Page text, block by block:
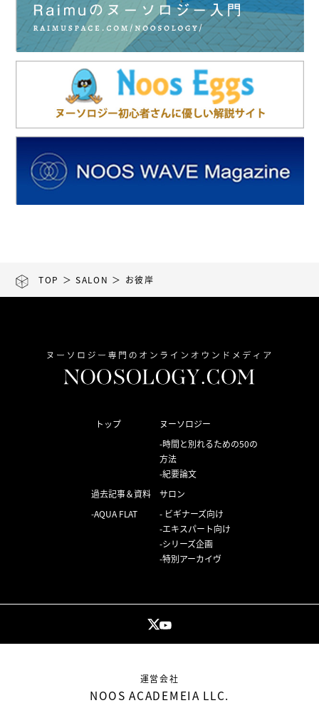
TOP ＞SALON ＞ お彼岸
トップ
ヌーソロジー
時間と別れるための50の
方法
紀要論文
過去記事＆資料
AQUA FLAT
サロン
ビギナーズ向け
エキスパート向け
シリーズ企画
特別アーカイヴ
運営会社
NOOS ACADEMEIA LLC.